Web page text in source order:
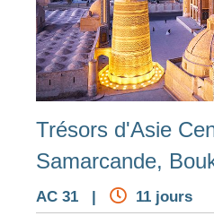
Trésors d'Asie
Samarcande,
AC 31 | 11 jours